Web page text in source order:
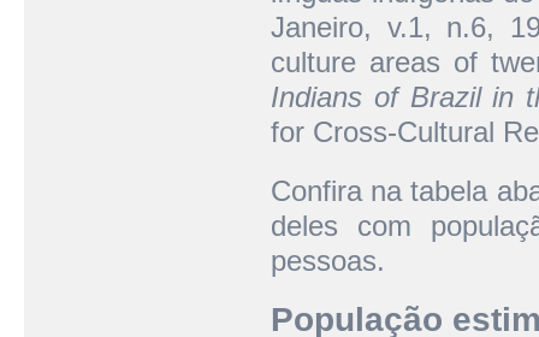
Janeiro, v.1, n.6,
culture areas of
Indians of Brazil in
for Cross-Cultural
Confira na tabela
deles com
pessoas.
População